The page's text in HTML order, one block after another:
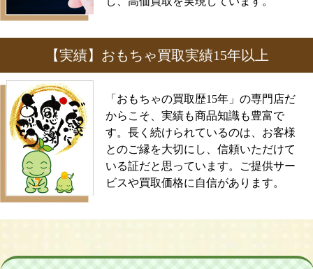
【実績】おもちゃ買取実績15年以上
「おもちゃの買取歴15年」の専門店だ
からこそ、実績も商品知識も豊富で
す。長く続けられているのは、お客様
とのご縁を大切にし、信頼いただけて
いる証だと思っています。ご提供サー
ビスや買取価格に自信があります。